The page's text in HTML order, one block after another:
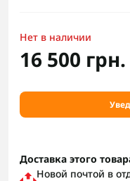
Нет в наличии
16 500 грн.
Доставка этого
Новой почтой в